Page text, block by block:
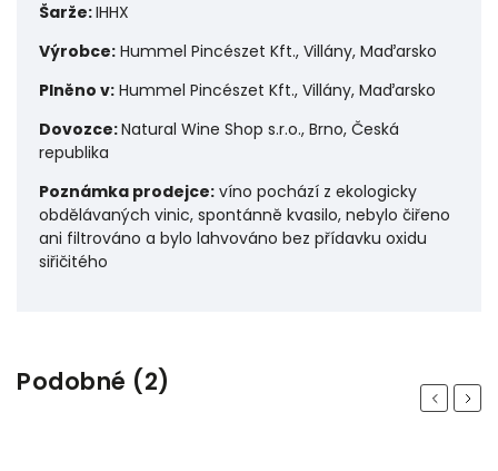
Šarže:IHHX
Výrobce: Hummel Pincészet Kft., Villány, Maďarsko
Plněno v: Hummel Pincészet Kft., Villány, Maďarsko
Dovozce:Natural Wine Shop s.r.o., Brno, Česká
republika
Poznámka prodejce: víno pochází z ekologicky
obdělávaných vinic, spontánně kvasilo, nebylo čiřeno
ani filtrováno a bylo lahvováno bez přídavku oxidu
siřičitého
Podobné (2) Previous
Next